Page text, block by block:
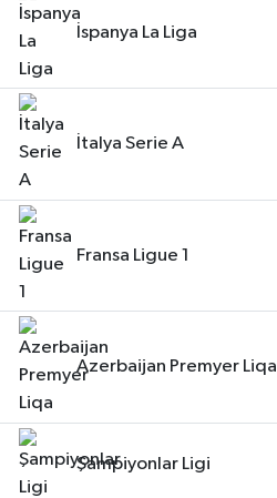
İspanya La Liga
İtalya Serie A
Fransa Ligue 1
Azerbaijan Premyer Liqa
Şampiyonlar Ligi